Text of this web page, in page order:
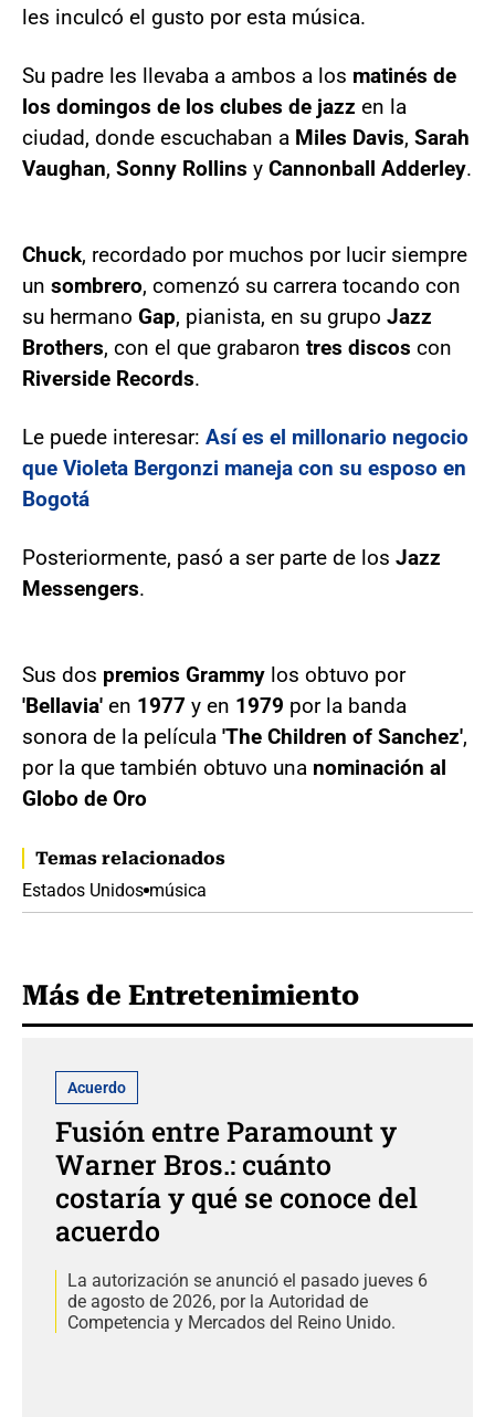
les inculcó el gusto por esta música.
Su padre les llevaba a ambos a los matinés de
los domingos de los clubes de jazz en la
ciudad, donde escuchaban a Miles Davis, Sarah
Vaughan, Sonny Rollins y Cannonball Adderley.
Chuck, recordado por muchos por lucir siempre
un sombrero, comenzó su carrera tocando con
su hermano Gap, pianista, en su grupo Jazz
Brothers, con el que grabaron tres discos con
Riverside Records.
Le puede interesar: Así es el millonario negocio
que Violeta Bergonzi maneja con su esposo en
Bogotá
Posteriormente, pasó a ser parte de los Jazz
Messengers.
Sus dos premios Grammy los obtuvo por
'Bellavia' en 1977 y en 1979 por la banda
sonora de la película 'The Children of Sanchez',
por la que también obtuvo una nominación al
Globo de Oro
Temas relacionados
Estados Unidos música
Más de Entretenimiento
Acuerdo
Fusión entre Paramount y
Warner Bros.: cuánto
costaría y qué se conoce del
acuerdo
La autorización se anunció el pasado jueves 6
de agosto de 2026, por la Autoridad de
Competencia y Mercados del Reino Unido.